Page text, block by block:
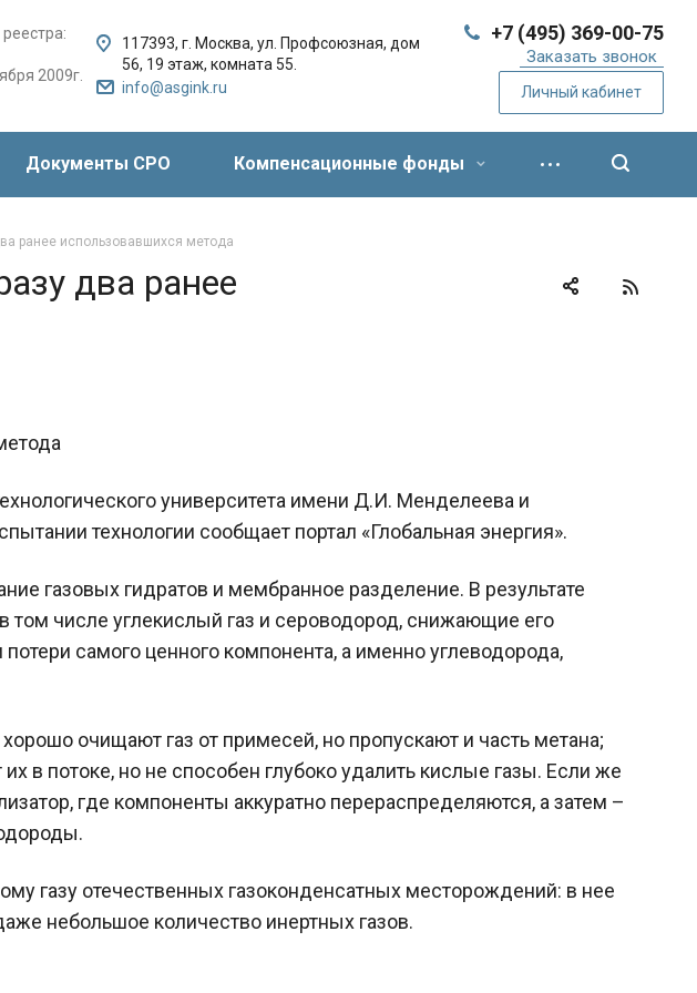
2009г.
+7 (495) 369-00-75
Заказать звонок
Личный кабинет
117393, г. Москва, ул. Профсоюзная, дом
56, 19 этаж, комната 55.
info@asgink.ru
Документы СРО Компенсационные фонды
ранее использовавшихся метода
два ранее
университета имени Д.И. Менделеева и
технологии сообщает портал «Глобальная энергия».
газовых гидратов и мембранное разделение. В результате
том числе углекислый газ и сероводород, снижающие его
самого ценного компонента, а именно углеводорода,
очищают газ от примесей, но пропускают и часть метана;
в потоке, но не способен глубоко удалить кислые газы. Если же
где компоненты аккуратно перераспределяются, а затем –
газу отечественных газоконденсатных месторождений: в нее
небольшое количество инертных газов.